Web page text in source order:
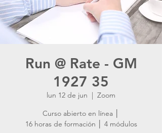
Run @ Rate - GM
1927 35
lun 12 de jun
  |
Zoom
Curso abierto en línea │
16 horas de formación │ 4 módulos